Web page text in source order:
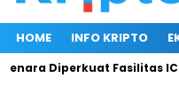
HOME INFO KRIPTO
Diperkuat Fasilitas